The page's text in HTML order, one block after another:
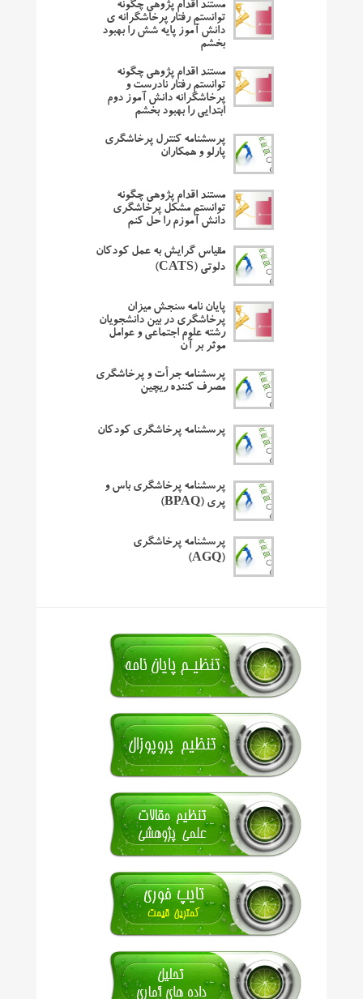
مستند اقدام پژوهی چگونه
توانستم رفتار پرخاشگرانه ی
دانش آموز پایه شش را بهبود
بخشم
مستند اقدام پژوهی چگونه
توانستم رفتار نادرست و
پرخاشگرانه دانش آموز دوم
ابتدایی را بهبود بخشم
پرسشنامه کنترل پرخاشگری
پارلو و همکاران
مستند اقدام پژوهی چگونه
توانستم مشکل پرخاشگری
دانش آموزم را حل کنم
مقیاس گرایش به عمل کودکان
دلوتی (CATS)
پایان نامه سنجش میزان
پرخاشگری در بین دانشجویان
رشته علوم اجتماعی و عوامل
موثر بر آن
پرسشنامه جرأت و پرخاشگری
مصرف کننده ریچین
پرسشنامه پرخاشگری کودکان
پرسشنامه پرخاشگری باس و
پری (BPAQ)
پرسشنامه پرخاشگری
(AGQ)